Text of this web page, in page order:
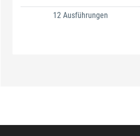
12 Ausführungen